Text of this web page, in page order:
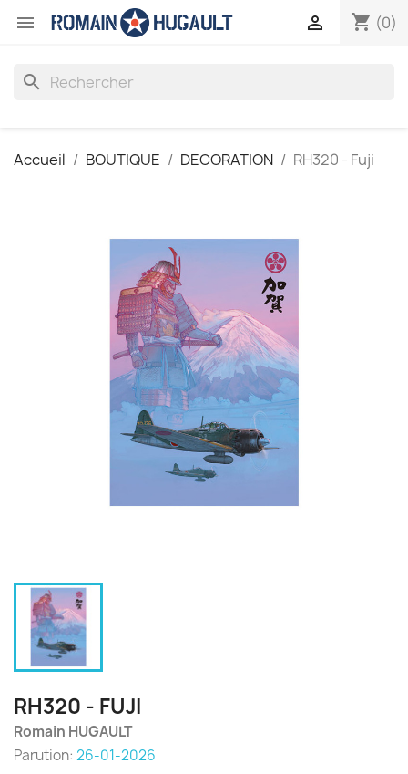
 shopping_cart (0)

search
Accueil BOUTIQUE DECORATION RH320 - Fuji
RH320 - FUJI
Romain HUGAULT
Parution: 26-01-2026